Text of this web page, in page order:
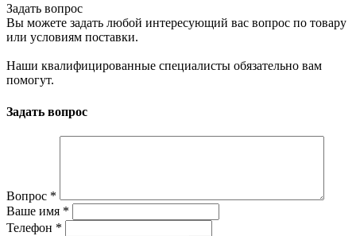
Задать вопрос
Вы можете задать любой интересующий вас вопрос по товару
или условиям поставки.
Наши квалифицированные специалисты обязательно вам
помогут.
Задать вопрос
Вопрос *
Ваше имя *
Телефон *